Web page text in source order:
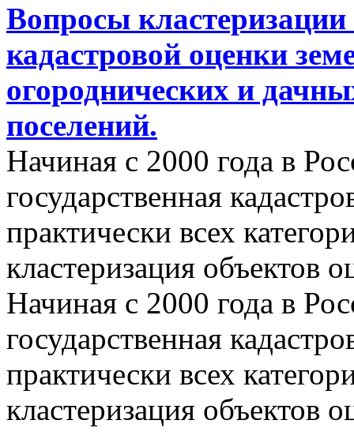
Вопросы кластеризации
кадастровой оценки
огороднических и
поселений.
Начиная с 2000 года в
государственная
практически всех
кластеризация объектов
Начиная с 2000 года в
государственная
практически всех
кластеризация объектов